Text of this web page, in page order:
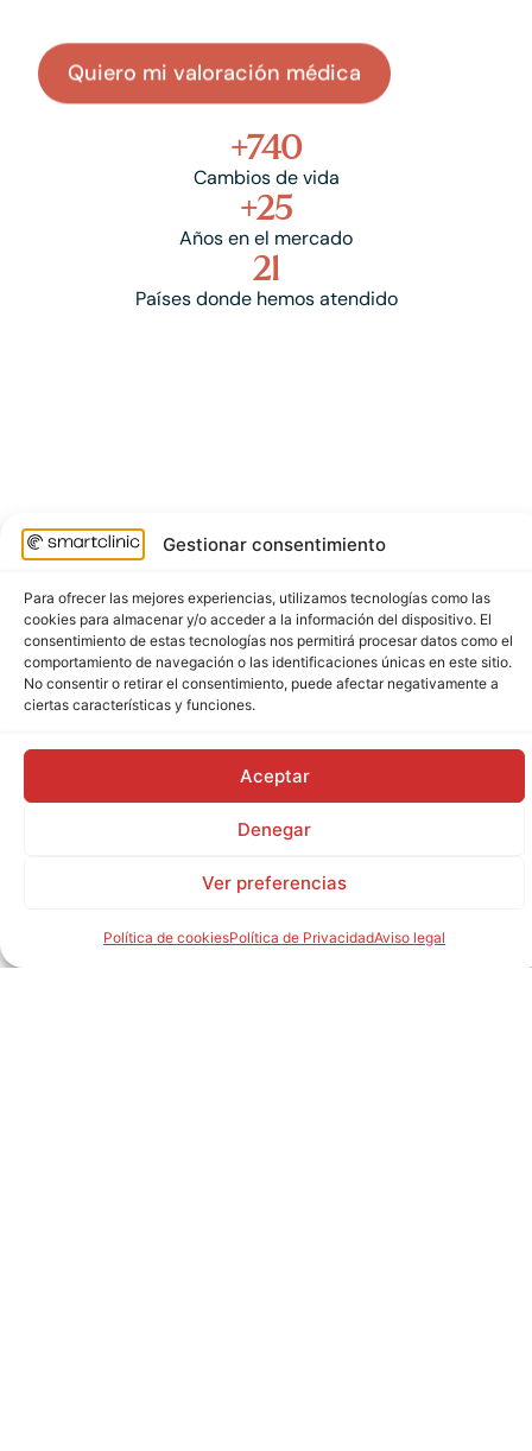
Gestionar consentimiento
Para ofrecer las mejores experiencias, utilizamos tecnologías como las
cookies para almacenar y/o acceder a la información del dispositivo. El
consentimiento de estas tecnologías nos permitirá procesar datos como el
comportamiento de navegación o las identificaciones únicas en este sitio.
No consentir o retirar el consentimiento, puede afectar negativamente a
ciertas características y funciones.
Aceptar
Denegar
Ver preferencias
Política de cookiesPolítica de PrivacidadAviso legal
Quiero mi valoración médica
Cambios de vida
+740
Años en el mercado
+25
Países donde hemos atendido
21